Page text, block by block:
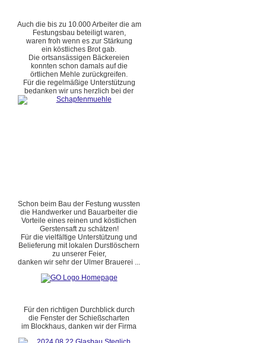
Auch die bis zu 10.000 Arbeiter die am
Festungsbau beteiligt waren,
waren froh wenn es zur Stärkung
ein köstliches Brot gab.
Die ortsansässigen Bäckereien
konnten schon damals auf die
örtlichen Mehle zurückgreifen.
Für die regelmäßige Unterstützung
bedanken wir uns herzlich bei der
Schon beim Bau der Festung wussten
die Handwerker und Bauarbeiter die
Vorteile eines reinen und köstlichen
Gerstensaft zu schätzen!
Für die vielfältige Unterstützung und
Belieferung mit lokalen Durstlöschern
zu unserer Feier,
danken wir sehr der Ulmer Brauerei ...
Für den richtigen Durchblick durch
die Fenster der Schießscharten
im Blockhaus, danken wir der Firma